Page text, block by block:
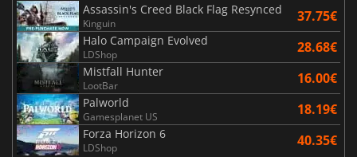
Assassin's Creed Black Flag Resynced
Kinguin 37.75€
Halo Campaign Evolved
LDShop 28.68€
Mistfall Hunter
LootBar 16.00€
Palworld
Gamesplanet US 18.19€
Forza Horizon 6
LDShop 40.35€